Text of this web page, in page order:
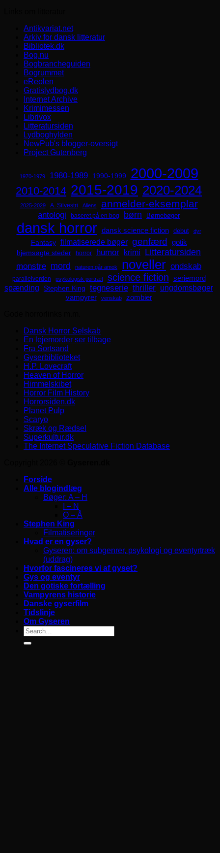
Antikvariat.net
Arkiv for dansk litteratur
Bibliotek.dk
Bog.nu
Bogbrancheguiden
Bogrummet
eReolen
Gratislydbog.dk
Internet Archive
Krimimessen
Librivox
Litteratursiden
Lydboghylden
NewPub's blogger-oversigt
Project Gutenberg
1970-1979 1980-1989 1990-1999 2000-2009
2010-2014 2015-2019 2020-2024
2025-2029 A. Silvestri Aliens anmelder-eksemplar
antologi baseret på en bog børn Børnebøger
dansk horror dansk science fiction debut dyr
Fantasy filmatiserede bøger genfærd
gotik
hjemsøgte steder
horror humor krimi Litteratursiden
monstre mord naturen går amok noveller ondskab
parallelverden psykologisk portræt science fiction seriemord
spænding Stephen King tegneserie thriller ungdomsbøger
vampyrer venskab
zombier
Dansk Horror Selskab
En lejemorder ser tilbage
Fra Sortsand
Gyserbiblioteket
H.P. Lovecraft
Heaven of Horror
Himmelskibet
Horror Film History
Horrorsiden.dk
Planet Pulp
Scaryo
Skræk og Rædsel
Superkultur.dk
The Internet Speculative Fiction Database
Forside
Alle blogindlæg
Bøger: A – H
I – N
O – Å
Stephen King
Filmatiseringer
Hvad er en gyser?
Gyseren: om subgenrer, psykologi og eventyrtræk
(uddrag)
Hvorfor fascineres vi af gyset?
Gys og eventyr
Den gotiske fortælling
Vampyrens historie
Danske gyserfilm
Tidslinje
Om Gyseren